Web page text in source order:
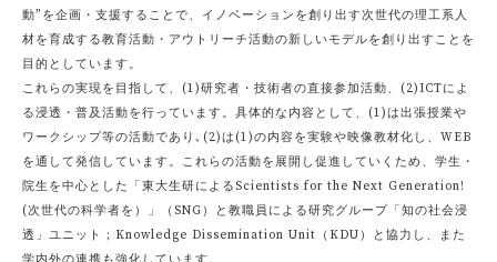
動”を企画・支援することで、イノベーションを創り出す次世代の理工系人
材を育成する教育活動・アウトリーチ活動の新しいモデルを創り出すことを
目的としています。
これらの実現を目指して、(1)研究者・技術者の直接参加活動、(2)ICTによ
る浸透・普及活動を行っています。具体的な内容として、(1)は出張授業や
ワークシップ等の活動であり､(2)は(1)の内容を実験や映像教材化し、WEB
を通して発信しています。これらの活動を展開し促進していくため、学生・
院生を中心とした「東大生研によるScientists for the Next Generation!
(次世代の科学者を）」（SNG）と教職員による研究グループ「知の社会浸
透」ユニット；Knowledge Dissemination Unit（KDU）と協力し、また